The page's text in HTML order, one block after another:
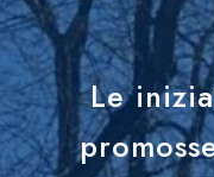
Le